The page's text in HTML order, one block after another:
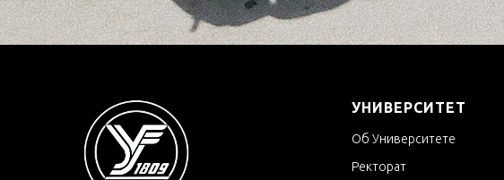
УНИВЕРСИТЕТ
Об Университете
Ректорат